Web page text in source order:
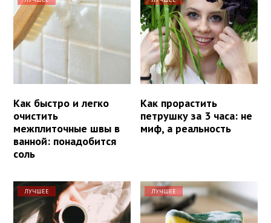
Как быстро и легко
очистить
межплиточные швы в
ванной: понадобится
соль
Как прорастить
петрушку за 3 часа: не
миф, а реальность
ЛУЧШЕЕ ЛУЧШЕЕ